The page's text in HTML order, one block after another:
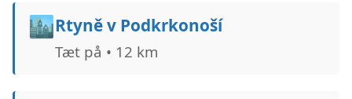
🏙️Rtyně v Podkrkonoší
Tæt på • 12 km